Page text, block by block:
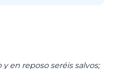
y en reposo seréis salvos;